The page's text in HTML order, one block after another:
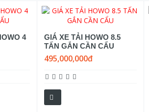
4
GIÁ XE TẢI HOWO 8.5
TẤN GẮN CẦN CẨU
495,000,000đ